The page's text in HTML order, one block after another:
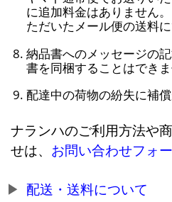
に追加料金はありません
ただいたメール便の送料
納品書へのメッセージの
書を同梱することはできま
配達中の荷物の紛失に補償
ナランハのご利用方法や
せは、 お問い合わせフォ
配送・送料について